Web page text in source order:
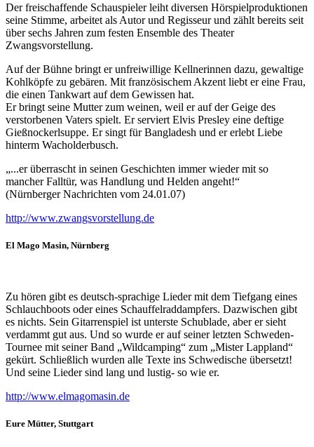
Der freischaffende Schauspieler leiht diversen Hörspielproduktionen
seine Stimme, arbeitet als Autor und Regisseur und zählt bereits seit
über sechs Jahren zum festen Ensemble des Theater
Zwangsvorstellung.
Auf der Bühne bringt er unfreiwillige Kellnerinnen dazu, gewaltige
Kohlköpfe zu gebären. Mit französischem Akzent liebt er eine Frau,
die einen Tankwart auf dem Gewissen hat.
Er bringt seine Mutter zum weinen, weil er auf der Geige des
verstorbenen Vaters spielt. Er serviert Elvis Presley eine deftige
Gießnockerlsuppe. Er singt für Bangladesh und er erlebt Liebe
hinterm Wacholderbusch.
„...er überrascht in seinen Geschichten immer wieder mit so
mancher Falltür, was Handlung und Helden angeht!“
(Nürnberger Nachrichten vom 24.01.07)
http://www.zwangsvorstellung.de
El Mago Masin, Nürnberg
Zu hören gibt es deutsch-sprachige Lieder mit dem Tiefgang eines
Schlauchboots oder eines Schauffelraddampfers. Dazwischen gibt
es nichts. Sein Gitarrenspiel ist unterste Schublade, aber er sieht
verdammt gut aus. Und so wurde er auf seiner letzten Schweden-
Tournee mit seiner Band „Wildcamping“ zum „Mister Lappland“
gekürt. Schließlich wurden alle Texte ins Schwedische übersetzt!
Und seine Lieder sind lang und lustig- so wie er.
http://www.elmagomasin.de
Eure Mütter, Stuttgart